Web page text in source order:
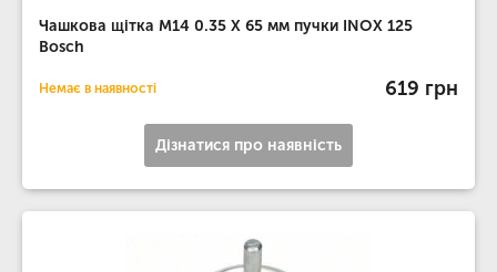
Чашкова щітка М14 0.35 X 65 мм пучки INOX 125
Bosch
Немає в наявності 619 грн
Дізнатися про наявність